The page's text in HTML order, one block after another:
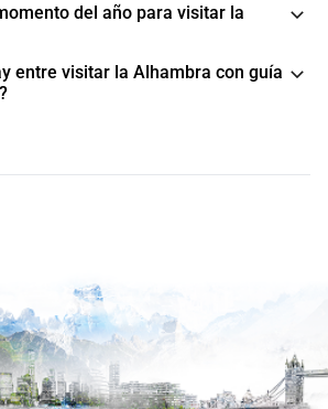
del año para visitar la
entre visitar la Alhambra con guía